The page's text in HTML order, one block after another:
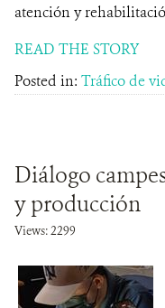
atención y
READ THE STORY
Posted in: Tráfico de
Diálogo
y producción
Views: 2299